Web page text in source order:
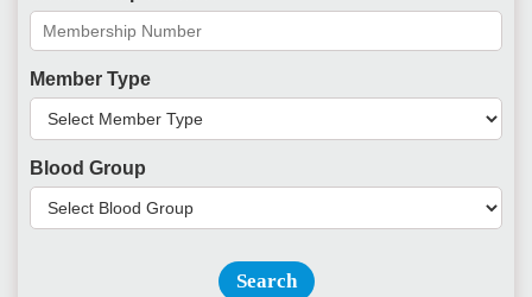
Member Type
Blood Group
Search